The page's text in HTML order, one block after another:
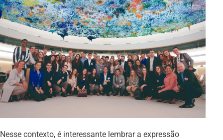
Nesse contexto, é interessante lembrar a expressão